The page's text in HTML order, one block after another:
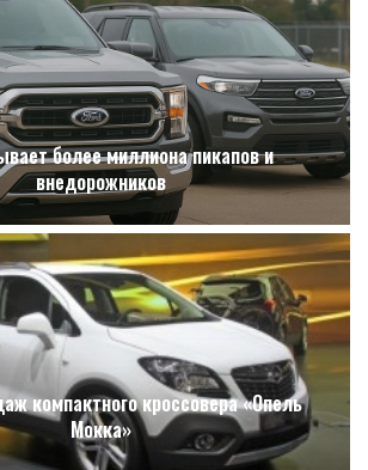
более миллиона пикапов и
внедорожников
компактного кроссовера «Опель
Мокка»